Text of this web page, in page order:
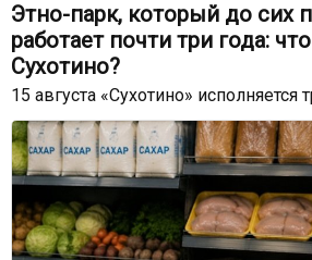
Этно-парк, который до сих
работает почти три года:
Сухотино?
15 августа «Сухотино» исполняется